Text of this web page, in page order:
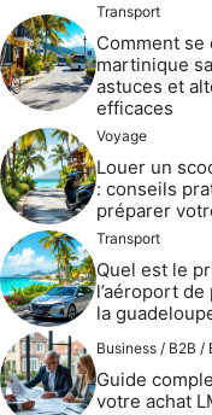
Transport
Comment se
martinique
astuces et
efficaces
Voyage
Louer un
: conseils
préparer
Transport
Quel est le
l’aéroport
la
Business / B2B /
Guide
votre achat